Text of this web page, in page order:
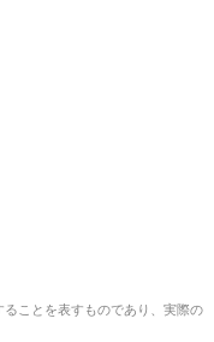
ことを表すものであり、実際の